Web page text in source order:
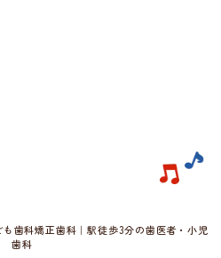
歯科矯正歯科｜駅徒歩3分の歯医者・小児
歯科